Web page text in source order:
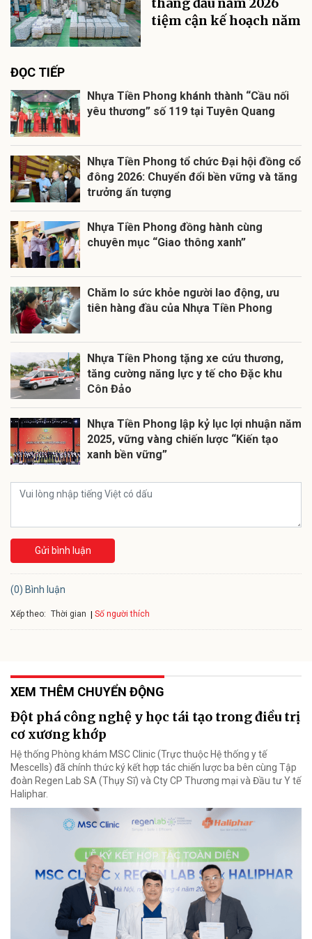
tháng đầu năm 2026
tiệm cận kế hoạch năm
ĐỌC TIẾP
Nhựa Tiền Phong khánh thành “Cầu nối
yêu thương” số 119 tại Tuyên Quang
Nhựa Tiền Phong tổ chức Đại hội đồng cổ
đông 2026: Chuyển đổi bền vững và tăng
trưởng ấn tượng
Nhựa Tiền Phong đồng hành cùng
chuyên mục “Giao thông xanh”
Chăm lo sức khỏe người lao động, ưu
tiên hàng đầu của Nhựa Tiền Phong
Nhựa Tiền Phong tặng xe cứu thương,
tăng cường năng lực y tế cho Đặc khu
Côn Đảo
Nhựa Tiền Phong lập kỷ lục lợi nhuận năm
2025, vững vàng chiến lược “Kiến tạo
xanh bền vững”
Gửi bình luận
(0) Bình luận
Xếp theo: Thời gian Số người thích
XEM THÊM CHUYỂN ĐỘNG
Đột phá công nghệ y học tái tạo trong điều trị
cơ xương khớp
Hệ thống Phòng khám MSC Clinic (Trực thuộc Hệ thống y tế
Mescells) đã chính thức ký kết hợp tác chiến lược ba bên cùng Tập
đoàn Regen Lab SA (Thụy Sĩ) và Cty CP Thương mại và Đầu tư Y tế
Haliphar.